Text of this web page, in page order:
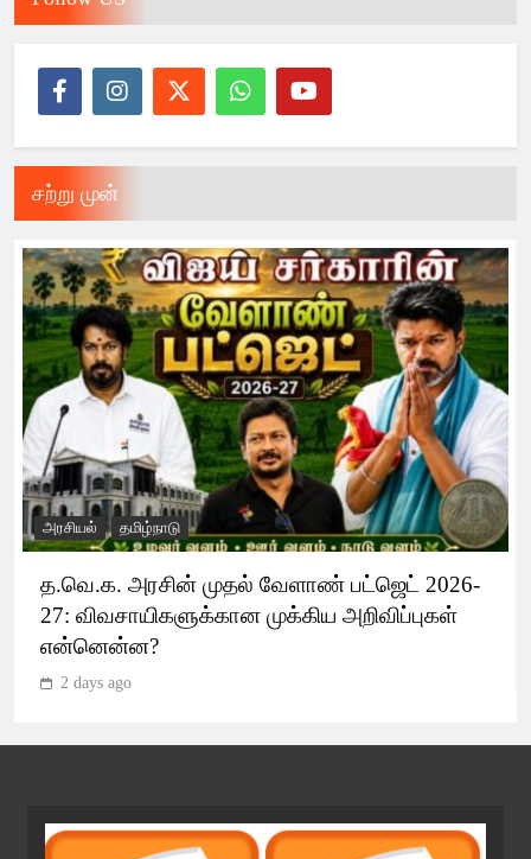
சற்று முன்
அரசியல் தமிழ்நாடு
த.வெ.க. அரசின் முதல் வேளாண் பட்ஜெட் 2026-
27: விவசாயிகளுக்கான முக்கிய அறிவிப்புகள்
என்னென்ன?
2 days ago